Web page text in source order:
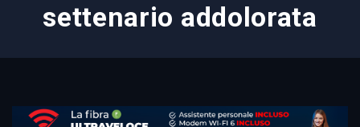
settenario addolorata